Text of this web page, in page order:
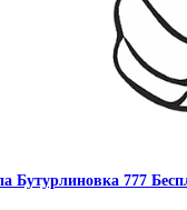
Бутурлиновка 777